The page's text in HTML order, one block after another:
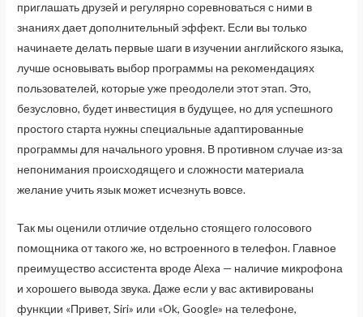
приглашать друзей и регулярно соревноваться с ними в
знаниях дает дополнительный эффект. Если вы только
начинаете делать первые шаги в изучении английского языка,
лучше основывать выбор программы на рекомендациях
пользователей, которые уже преодолели этот этап. Это,
безусловно, будет инвестиция в будущее, но для успешного
простого старта нужны специальные адаптированные
программы для начального уровня. В противном случае из-за
непонимания происходящего и сложности материала
желание учить язык может исчезнуть вовсе.
Так мы оценили отличие отдельно стоящего голосового
помощника от такого же, но встроенного в телефон. Главное
преимущество ассистента вроде Alexa — наличие микрофона
и хорошего вывода звука. Даже если у вас активированы
функции «Привет, Siri» или «Ok, Google» на телефоне,